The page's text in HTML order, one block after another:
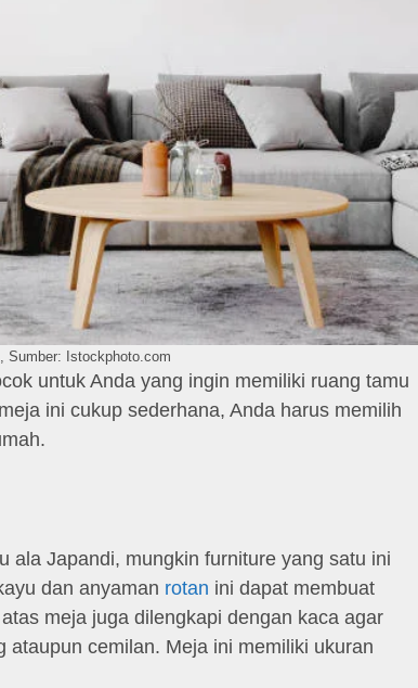
Sumber: Istockphoto.com
untuk Anda yang ingin memiliki ruang tamu
ini cukup sederhana, Anda harus memilih
ala Japandi, mungkin furniture yang satu ini
dan anyaman rotan ini dapat membuat
meja juga dilengkapi dengan kaca agar
cemilan. Meja ini memiliki ukuran